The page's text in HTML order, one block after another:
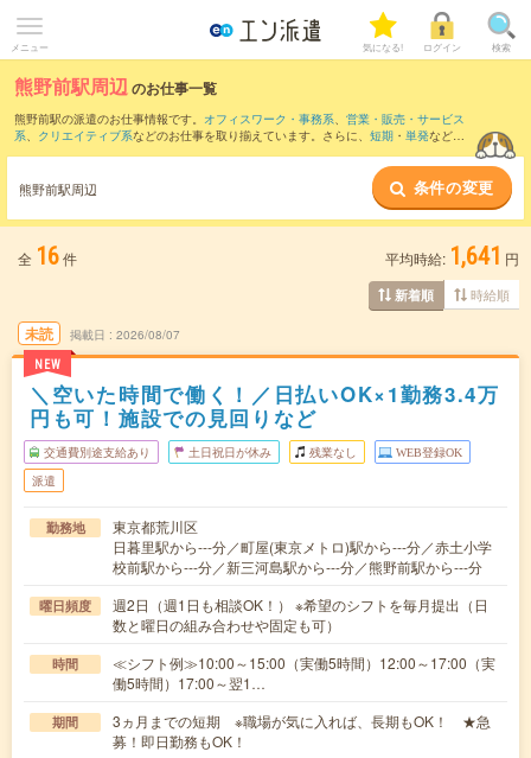
メニュー 気になる! ログイン 検索
熊野前駅周辺のお仕事一覧
熊野前駅の派遣のお仕事情報です。 オフィスワーク・事務系、 営業・販売・サービス
系、 クリエイティブ系などのお仕事を取り揃えています。さらに、 短期 ・ 単発などの
また、上野駅・ 春日(東京都)駅
など近隣駅のお仕
事もご確認いただけます。
熊野前駅周辺 条件の変更
全 16件 平均時給: 1,641 円
新着順 時給順
未読
NEW
掲載日 2026/08/07
＼空いた時間で働く！／日払いOK×1勤務3.4万
円も可！施設での見回りなど
交通費別途支給あり 土日祝日が休み 残業なし WEB登録OK
派遣
勤務地
東京都荒川区
日暮里駅から---分／町屋(東京メトロ)駅から---分／赤土小学
校前駅から---分／新三河島駅から---分／熊野前駅から---分
曜日頻度
週2日（週1日も相談OK！） ※希望のシフトを毎月提出（日
数と曜日の組み合わせや固定も可）
時間
≪シフト例≫10:00～15:00（実働5時間）12:00～17:00（実
働5時間）17:00～翌1…
期間
3ヵ月までの短期 ※職場が気に入れば、長期もOK！ ★急
募！即日勤務もOK！